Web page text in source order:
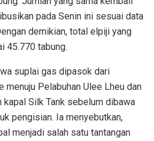
pada Senin ini sesuai data
demikian, total elpiji yang
45.770 tabung.
suplai gas dipasok dari
menuju Pelabuhan Ulee Lheu dan
kapal Silk Tank sebelum dibawa
pengisian. Ia menyebutkan,
menjadi salah satu tantangan